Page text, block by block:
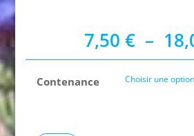
7,50 € –
Contenance